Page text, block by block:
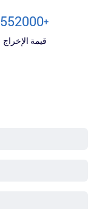
600000+
قيمة الإخراج